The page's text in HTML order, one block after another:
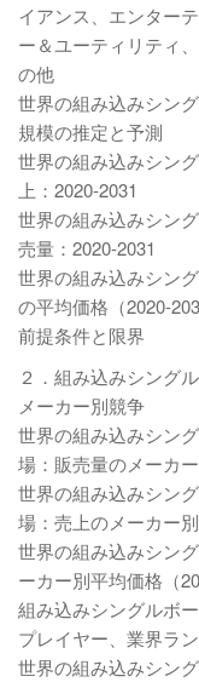
イアンス、エンター
ー＆ユーティリティ
の他
世界の組み込みシン
規模の推定と予測
世界の組み込みシン
上：2020-2031
世界の組み込みシン
売量：2020-2031
世界の組み込みシン
の平均価格（2020-
前提条件と限界
２．組み込みシング
メーカー別競争
世界の組み込みシン
場：販売量のメーカ
世界の組み込みシン
場：売上のメーカー
世界の組み込みシン
ーカー別平均価格（
組み込みシングルボ
プレイヤー、業界ラ
世界の組み込みシン